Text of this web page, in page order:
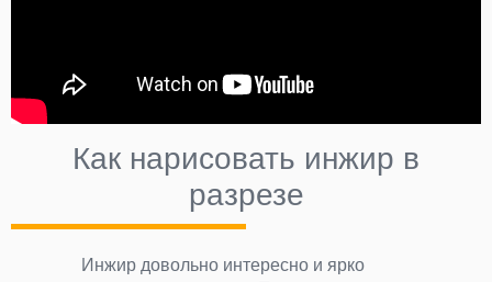
Как нарисовать инжир в
разрезе
Инжир довольно интересно и ярко